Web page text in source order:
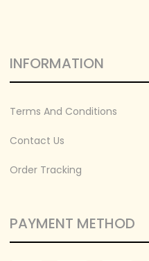
INFORMATION
Terms And Conditions
Contact Us
Order Tracking
PAYMENT METHOD